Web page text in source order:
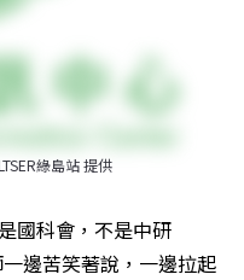
綠島站 提供
國科會，不是中研
邊苦笑著說，一邊拉起